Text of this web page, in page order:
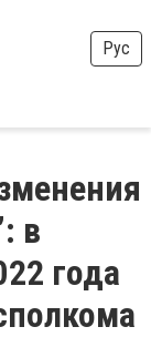
Рус
в
года